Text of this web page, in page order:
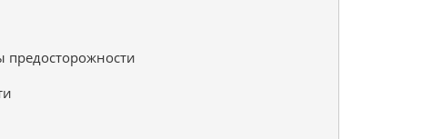
предосторожности